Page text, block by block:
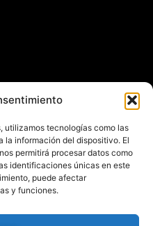
utilizamos tecnologías como las
la información del dispositivo. El
permitirá procesar datos como
identificaciones únicas en este
puede afectar
y funciones.